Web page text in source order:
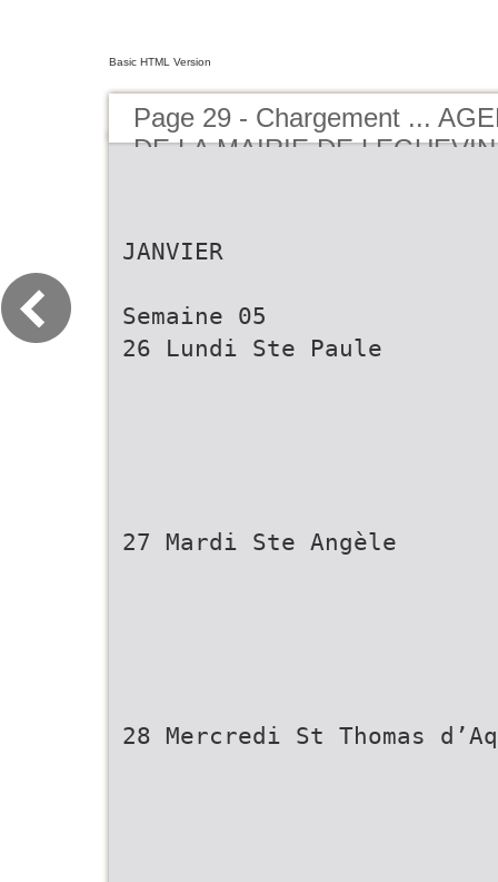
Basic HTML Version
Page 29 - Chargement ...
DE LA MAIRIE DE
JANVIER
Semaine 05
26 Lundi Ste Paule
27 Mardi Ste Angèle
28 Mercredi St Thomas